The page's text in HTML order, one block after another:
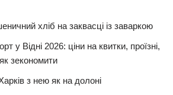
хліб на заквасці із заваркою
у Відні 2026: ціни на квитки, проїзні,
зекономити
з нею як на долоні